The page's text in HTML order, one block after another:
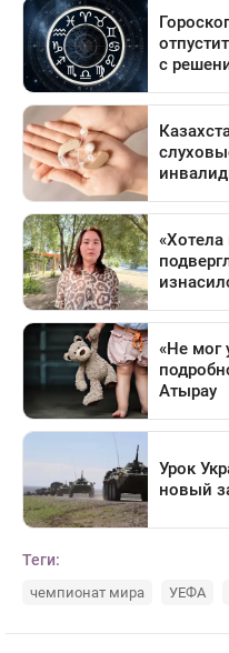
Теги:
чемпионат мира УЕФА